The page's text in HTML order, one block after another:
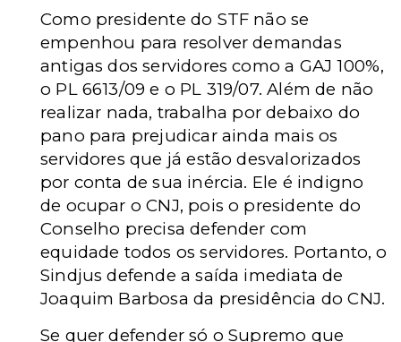
Como presidente do STF não se
empenhou para resolver demandas
antigas dos servidores como a GAJ 100%,
o PL 6613/09 e o PL 319/07. Além de não
realizar nada, trabalha por debaixo do
pano para prejudicar ainda mais os
servidores que já estão desvalorizados
por conta de sua inércia. Ele é indigno
de ocupar o CNJ, pois o presidente do
Conselho precisa defender com
equidade todos os servidores. Portanto, o
Sindjus defende a saída imediata de
Joaquim Barbosa da presidência do CNJ.
Se quer defender só o Supremo que